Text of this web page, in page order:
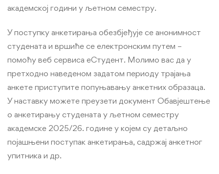
академској години у љетном семестру.
У поступку анкетирања обезбјеђује се анонимност
студената и вршиће се електронским путем –
помоћу веб сервиса еСтудент. Молимо вас да у
претходно наведеном задатом периоду трајања
анкете приступите попуњавању анкетних образаца.
У наставку можете преузети документ Обавјештење
о анкетирању студената у љетном семестру
академске 2025/26. године у којем су детаљно
појашњени поступак анкетирања, садржај анкетног
упитника и др.